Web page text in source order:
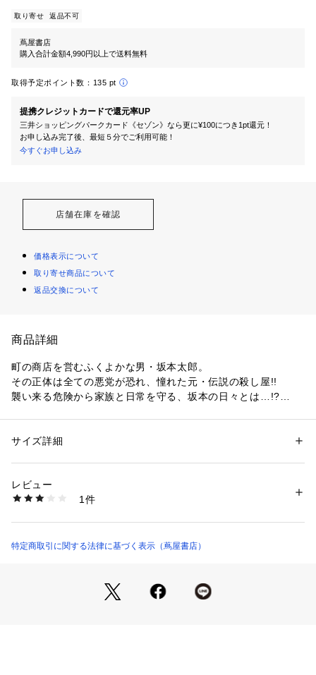
取り寄せ 返品不可
蔦屋書店
購入合計金額4,990円以上で送料無料
取得予定ポイント数： 135 pt
提携クレジットカードで還元率UP
三井ショッピングパークカード《セゾン》なら更に¥100につき1pt還元！
お申し込み完了後、最短５分でご利用可能！
今すぐお申し込み
店舗在庫を確認
価格表示について
取り寄せ商品について
返品交換について
商品詳細
町の商店を営むふくよかな男・坂本太郎。
その正体は全ての悪党が恐れ、憧れた元・伝説の殺し屋!!
襲い来る危険から家族と日常を守る、坂本の日々とは…!?
#コミック全巻＃さかもとでいず＃サカモトデイズ
性別：レディース
商品番号：
9784088826578 （ショップ）
サイズ詳細
レビュー
1件
特定商取引に関する法律に基づく表示（蔦屋書店）